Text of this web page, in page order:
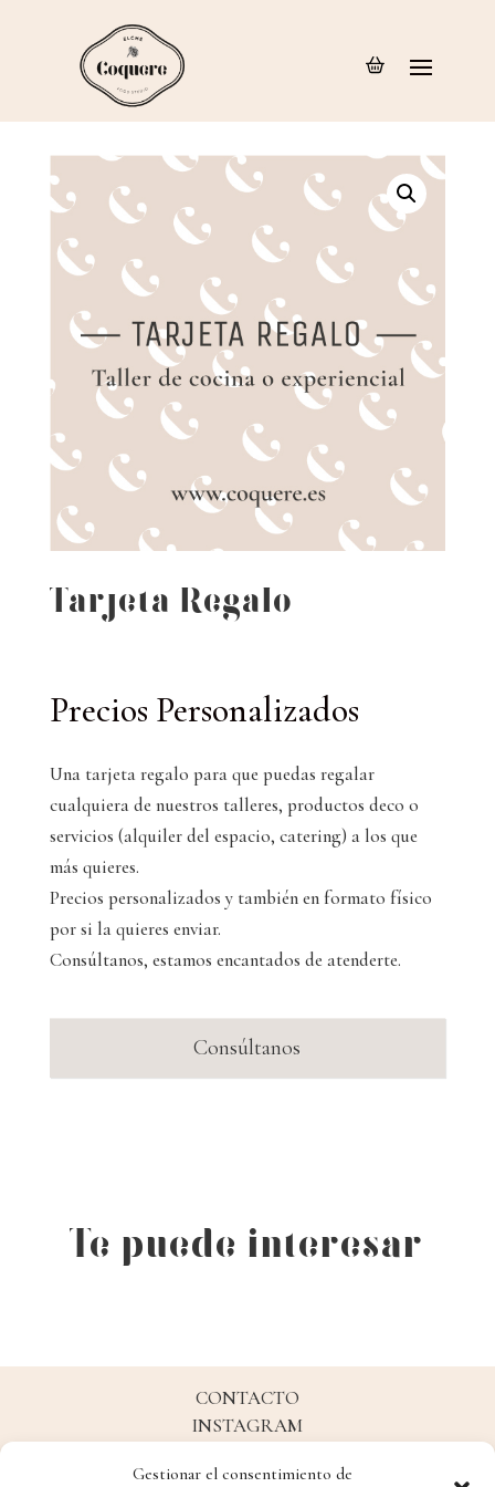
Gestionar el consentimiento de
Tarjeta Regalo
Precios Personalizados
Una tarjeta regalo para que puedas regalar
cualquiera de nuestros talleres, productos deco o
servicios (alquiler del espacio, catering) a los que
más quieres.
Precios personalizados y también en formato físico
por si la quieres enviar.
Consúltanos, estamos encantados de atenderte.
Consúltanos
Te puede interesar
CONTACTO
INSTAGRAM